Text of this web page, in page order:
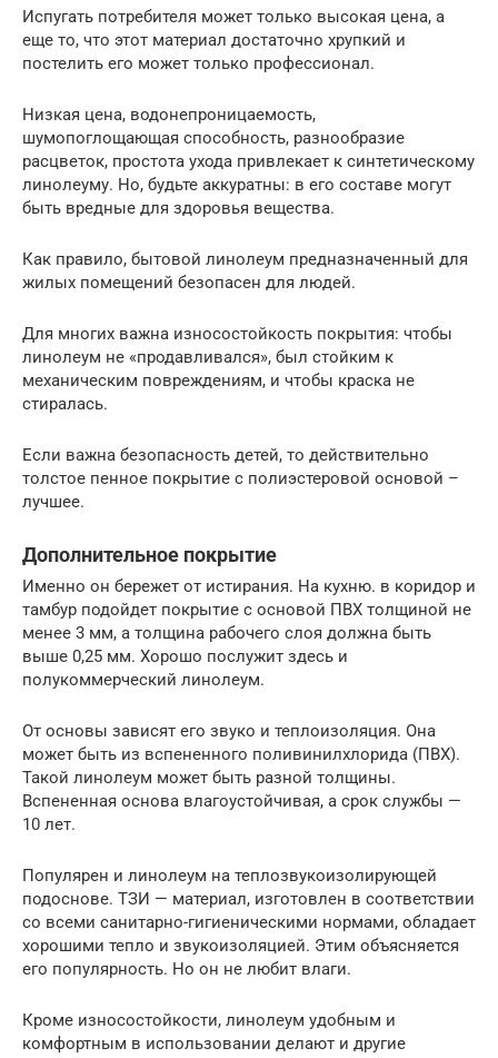
Испугать потребителя может только высокая цена, а
еще то, что этот материал достаточно хрупкий и
постелить его может только профессионал.
Низкая цена, водонепроницаемость,
шумопоглощающая способность, разнообразие
расцветок, простота ухода привлекает к синтетическому
линолеуму. Но, будьте аккуратны: в его составе могут
быть вредные для здоровья вещества.
Как правило, бытовой линолеум предназначенный для
жилых помещений безопасен для людей.
Для многих важна износостойкость покрытия: чтобы
линолеум не «продавливался», был стойким к
механическим повреждениям, и чтобы краска не
стиралась.
Если важна безопасность детей, то действительно
толстое пенное покрытие с полиэстеровой основой –
лучшее.
Дополнительное покрытие
Именно он бережет от истирания. На кухню. в коридор и
тамбур подойдет покрытие с основой ПВХ толщиной не
менее 3 мм, а толщина рабочего слоя должна быть
выше 0,25 мм. Хорошо послужит здесь и
полукоммерческий линолеум.
От основы зависят его звуко и теплоизоляция. Она
может быть из вспененного поливинилхлорида (ПВХ).
Такой линолеум может быть разной толщины.
Вспененная основа влагоустойчивая, а срок службы —
10 лет.
Популярен и линолеум на теплозвукоизолирующей
подоснове. ТЗИ — материал, изготовлен в соответствии
со всеми санитарно-гигиеническими нормами, обладает
хорошими тепло и звукоизоляцией. Этим объясняется
его популярность. Но он не любит влаги.
Кроме износостойкости, линолеум удобным и
комфортным в использовании делают и другие